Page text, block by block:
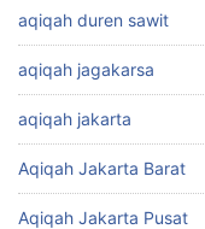
aqiqah duren sawit
aqiqah jagakarsa
aqiqah jakarta
Aqiqah Jakarta Barat
Aqiqah Jakarta Pusat